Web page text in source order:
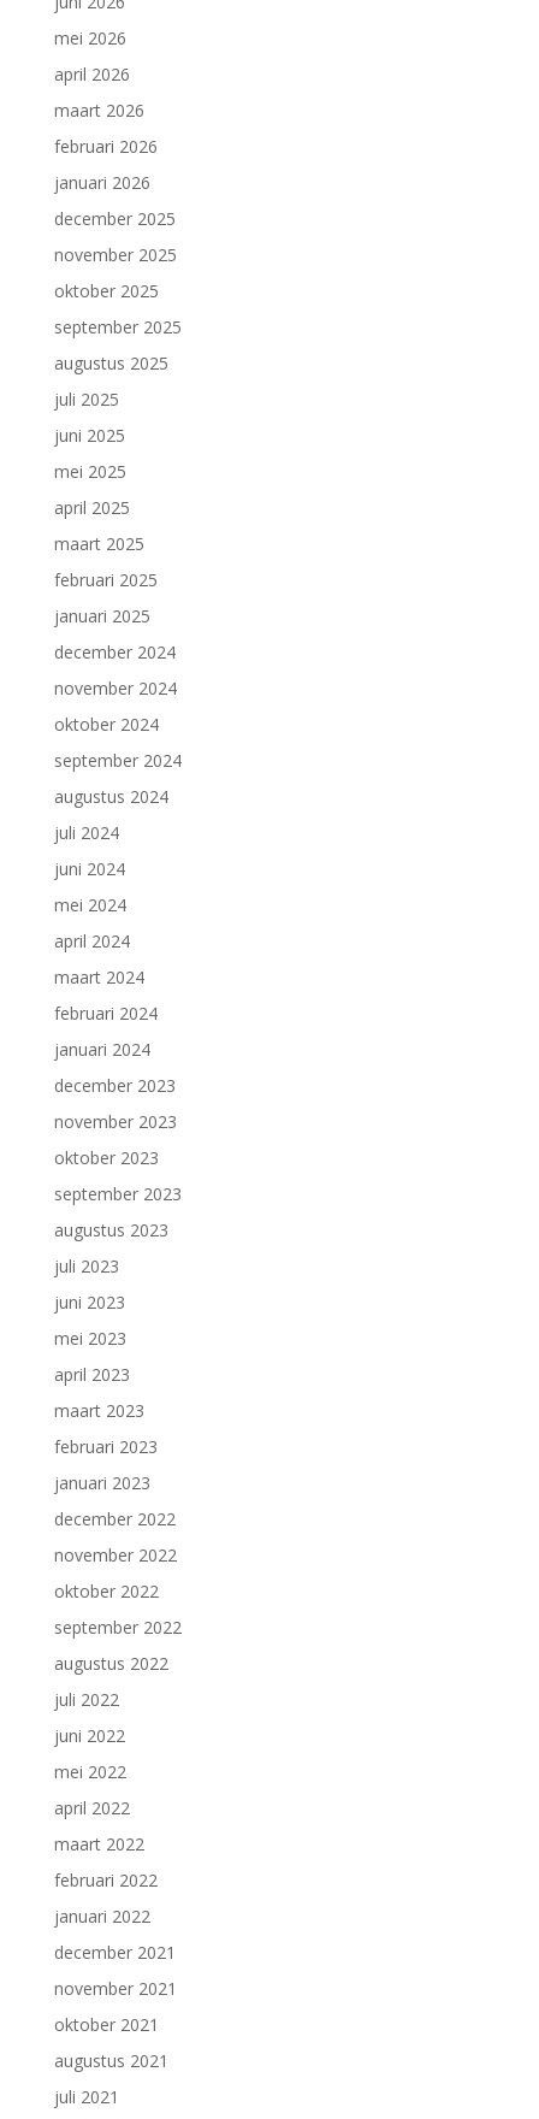
mei 2026
april 2026
maart 2026
februari 2026
januari 2026
december 2025
november 2025
oktober 2025
september 2025
augustus 2025
juli 2025
juni 2025
mei 2025
april 2025
maart 2025
februari 2025
januari 2025
december 2024
november 2024
oktober 2024
september 2024
augustus 2024
juli 2024
juni 2024
mei 2024
april 2024
maart 2024
februari 2024
januari 2024
december 2023
november 2023
oktober 2023
september 2023
augustus 2023
juli 2023
juni 2023
mei 2023
april 2023
maart 2023
februari 2023
januari 2023
december 2022
november 2022
oktober 2022
september 2022
augustus 2022
juli 2022
juni 2022
mei 2022
april 2022
maart 2022
februari 2022
januari 2022
december 2021
november 2021
oktober 2021
augustus 2021
juli 2021